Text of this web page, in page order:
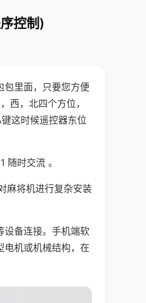
控制)
包里面，只要您方便
西，北四个方位，
这时候遥控器东位
时交流 。
麻将机进行复杂安装
设备连接。手机端软
电机或机械结构，在